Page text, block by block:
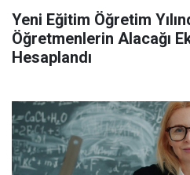
Yeni Eğitim Öğretim
Öğretmenlerin Alacağı
Hesaplandı